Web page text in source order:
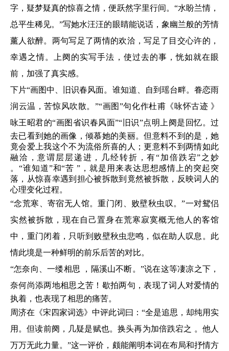
字，疑梦疑真的惊喜之情，便跃然字里行间。“水盼兰情，
总平生稀见。”写她水汪汪的眼睛能说话，象幽兰般的芳情
薰人欲醉。两句写足了两情的欢洽，写足了目交心许的，
幸遇之情。上阕的实写手法，使过去的事，恍如就在眼
前，加强了真实感。
下片“画图中、旧识春风面。谁知道、自到瑶台畔。眷恋雨
润云温，苦惊风吹散。”“画图”句化作杜甫《咏怀古迹 》
咏王昭君的“画图省识春风面”“旧识”点明上阕是回忆。过
去已看到她的画像，倾慕她的美丽。但意料不到的是，她
竟会爱上我这个不为流俗所喜的人；更意料不到两情如此
融洽，意谓层层递进，几经转折，有“加倍跌宕”之妙
。“谁知道”和“苦 ”，就是用来表达思想感情上的突起突
落，从惊喜幸遇到担心被拆散到竟然被拆散，反映词人的
心理变化过程。
“念荒寒、寄宿无人馆。重门闭、败壁秋虫叹。”一对鸳侣
实然被拆散，现在自己置身在荒寒寂寞概无他人的客馆
中，重门闭着，只听到败壁秋虫悲鸣，似在助人叹息。此
情此境是一种鲜明的前乐后苦的对比。
“怎奈向、一缕相思 ，隔溪山不断。”说在这等凄凉之下，
奈何尚添两地相思之苦！歇拍两句，表现了词人对爱情的
执着，也表现了相思的痛苦。
周济在《宋四家词选》中评此词曰：“全是追思，却纯用实
用。但读前阕，几疑是赋也。换头再为加倍跌宕之 。他人
万万无此力量。”这一评价，颇能阐明本词在布局和抒情方